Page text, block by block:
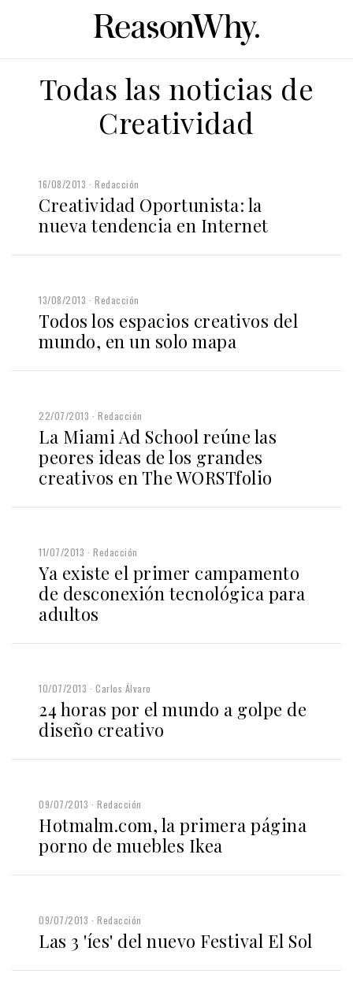
Todas las noticias de
Creatividad
16/08/2013 Redacción
Creatividad Oportunista: la
nueva tendencia en Internet
13/08/2013 Redacción
Todos los espacios creativos del
mundo, en un solo mapa
22/07/2013 Redacción
La Miami Ad School reúne las
peores ideas de los grandes
creativos en The WORSTfolio
11/07/2013 Redacción
Ya existe el primer campamento
de desconexión tecnológica para
adultos
10/07/2013 Carlos Álvaro
24 horas por el mundo a golpe de
diseño creativo
09/07/2013 Redacción
Hotmalm.com, la primera página
porno de muebles Ikea
09/07/2013 Redacción
Las 3 'íes' del nuevo Festival El Sol